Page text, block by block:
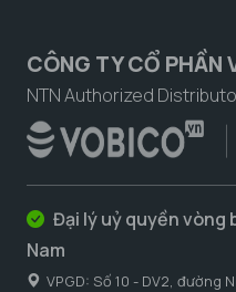
CÔNG TY CỔ PHẦN
NTN Authorized
Đại lý uỷ quyền vòng
Nam
VPGD: Số 10 - DV2, đường